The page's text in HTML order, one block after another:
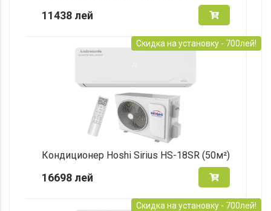
11438 лей
Скидка на установку - 700лей!
Кондиционер Hoshi Sirius HS-18SR (50м²)
16698 лей
Скидка на установку - 700лей!